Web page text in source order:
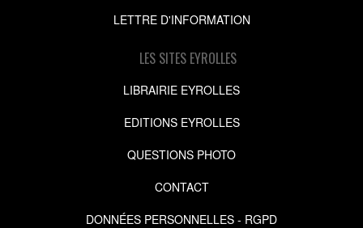
LETTRE D'INFORMATION
LES SITES EYROLLES
LIBRAIRIE EYROLLES
EDITIONS EYROLLES
QUESTIONS PHOTO
CONTACT
DONNÉES PERSONNELLES - RGPD